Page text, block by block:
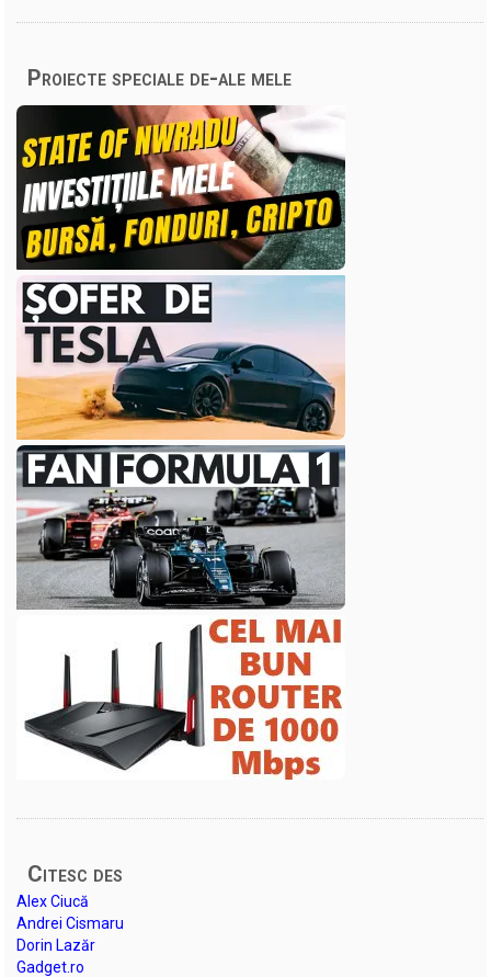
Proiecte speciale de-ale mele
Citesc des
Alex Ciucă
Andrei Cismaru
Dorin Lazăr
Gadget.ro